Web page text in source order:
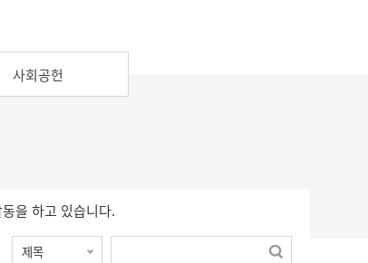
사회공헌
을 하고 있습니다.